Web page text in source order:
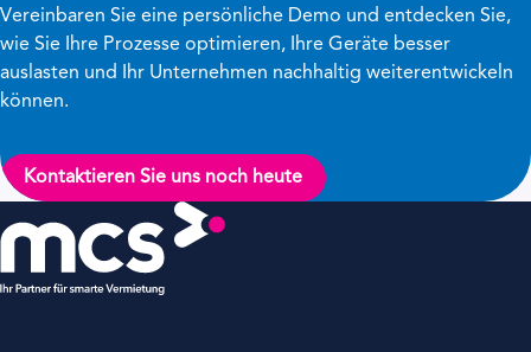
Vereinbaren Sie eine persönliche Demo und entdecken Sie,
wie Sie Ihre Prozesse optimieren, Ihre Geräte besser
auslasten und Ihr Unternehmen nachhaltig weiterentwickeln
können.
Kontaktieren Sie uns noch heute